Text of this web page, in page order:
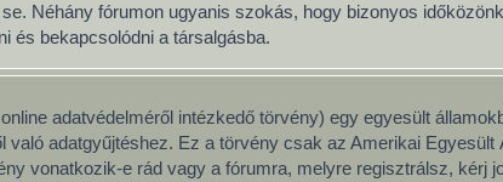
Néhány fórumon ugyanis szokás, hogy bizonyos
és bekapcsolódni a társalgásba.
adatvédelméről intézkedő törvény) egy egyesült
adatgyűjtéshez. Ez a törvény csak az Amerikai
vonatkozik-e rád vagy a fórumra, melyre regisztrálsz, kérj